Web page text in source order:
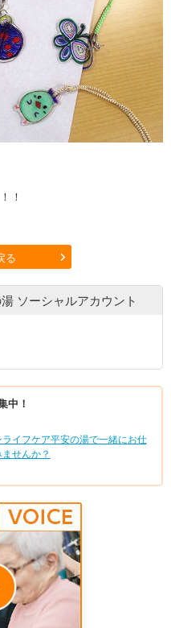
！
る
ソーシャルアカウント
中！
ライフケア平安の湯で一緒にお仕
せんか？